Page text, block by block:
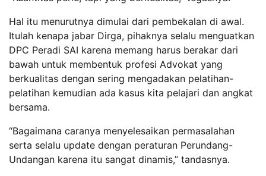
Hal itu menurutnya dimulai dari pembekalan di awal.
Itulah kenapa jabar Dirga, pihaknya selalu menguatkan
DPC Peradi SAI karena memang harus berakar dari
bawah untuk membentuk profesi Advokat yang
berkualitas dengan sering mengadakan pelatihan-
pelatihan kemudian ada kasus kita pelajari dan angkat
bersama.
“Bagaimana caranya menyelesaikan permasalahan
serta selalu update dengan peraturan Perundang-
Undangan karena itu sangat dinamis,” tandasnya.